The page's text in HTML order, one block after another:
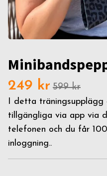
249 kr 599 kr
I detta träningsupplägg
tillgängliga via app via
telefonen och du får
inloggning..